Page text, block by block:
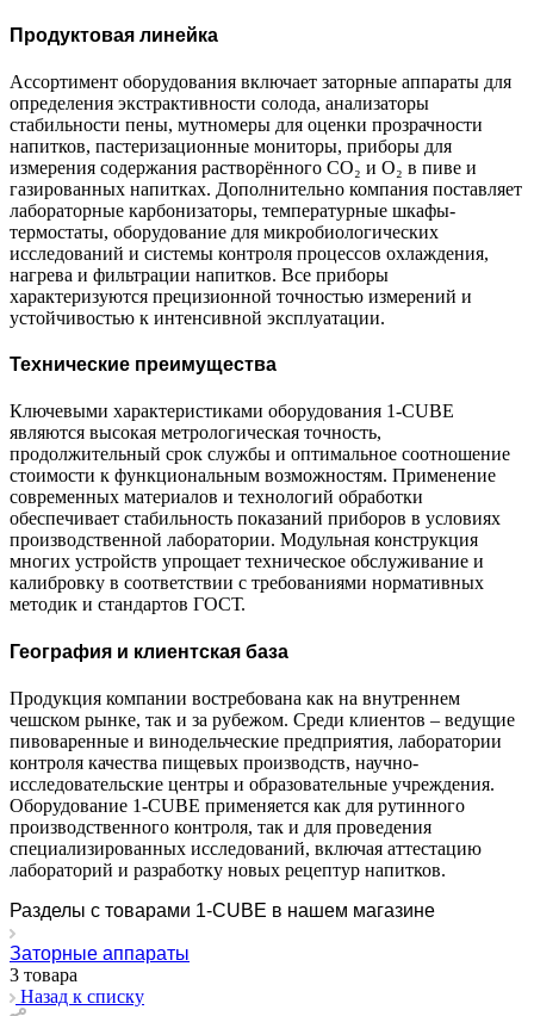
Продуктовая линейка
Ассортимент оборудования включает заторные аппараты для
определения экстрактивности солода, анализаторы
стабильности пены, мутномеры для оценки прозрачности
напитков, пастеризационные мониторы, приборы для
измерения содержания растворённого СО₂ и О₂ в пиве и
газированных напитках. Дополнительно компания поставляет
лабораторные карбонизаторы, температурные шкафы-
термостаты, оборудование для микробиологических
исследований и системы контроля процессов охлаждения,
нагрева и фильтрации напитков. Все приборы
характеризуются прецизионной точностью измерений и
устойчивостью к интенсивной эксплуатации.
Технические преимущества
Ключевыми характеристиками оборудования 1-CUBE
являются высокая метрологическая точность,
продолжительный срок службы и оптимальное соотношение
стоимости к функциональным возможностям. Применение
современных материалов и технологий обработки
обеспечивает стабильность показаний приборов в условиях
производственной лаборатории. Модульная конструкция
многих устройств упрощает техническое обслуживание и
калибровку в соответствии с требованиями нормативных
методик и стандартов ГОСТ.
География и клиентская база
Продукция компании востребована как на внутреннем
чешском рынке, так и за рубежом. Среди клиентов – ведущие
пивоваренные и винодельческие предприятия, лаборатории
контроля качества пищевых производств, научно-
исследовательские центры и образовательные учреждения.
Оборудование 1-CUBE применяется как для рутинного
производственного контроля, так и для проведения
специализированных исследований, включая аттестацию
лабораторий и разработку новых рецептур напитков.
Разделы с товарами 1-CUBE в нашем магазине
Заторные аппараты
3 товара
Назад к списку